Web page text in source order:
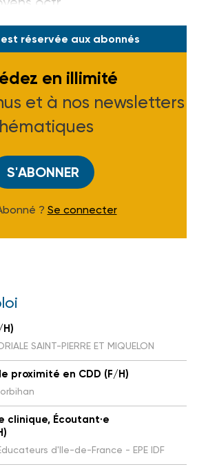
réservée aux abonnés
en illimité
et à nos newsletters
S'ABONNER
? Se connecter
SAINT-PIERRE ET MIQUELON
proximité en CDD (F/H)
clinique, Écoutant·e
d'Ile-de-France - EPE IDF